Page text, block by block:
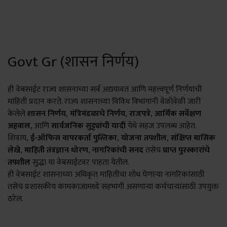
Govt Gr (शासन निर्णय)
ही वेबसाईट राज्य शासनाच्या सर्व अद्ययावत आणि महत्त्वपूर्ण निर्णयांची
माहिती प्रदान करते. राज्य शासनाच्या विविध विभागांनी वेळोवेळी जारी
केलेलेशासन निर्णय,मंत्रिमंडळाचे निर्णय,राजपत्रे,आर्थिक सर्वेक्षण
अहवाल, आणिसार्वजनिक सुट्ट्यांची यादीयेथे सहज उपलब्ध आहेत.
शिवाय,ई-ऑफिस वापरकर्ता पुस्तिका,योजना तपशील,संक्षिप्त मासिक
लेखे,माहिती तंत्रज्ञान धोरण,नागरिकांची सनदतसेचप्राप्त पुरस्कारांचे
तपशीलसुद्धा या वेबसाईटवर पाहता येतील.
ही वेबसाईट शासनाच्या अधिकृत माहितीचा शोध घेणाऱ्या नागरिकांसाठी
तसेच प्रशासकीय कामकाजामध्ये सहभागी असणाऱ्या कर्मचाऱ्यांसाठी उपयुक्त
ठरेल.